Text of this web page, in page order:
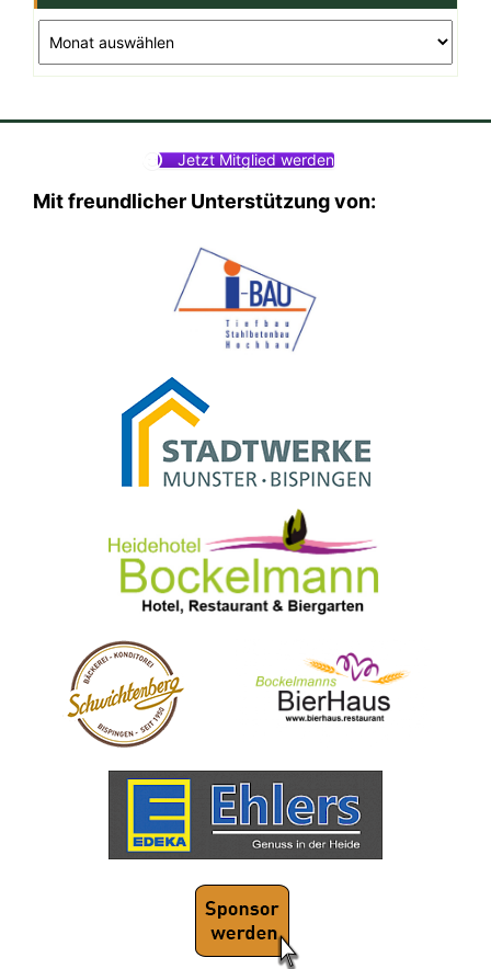
Jetzt Mitglied werden
Mit freundlicher Unterstützung von: